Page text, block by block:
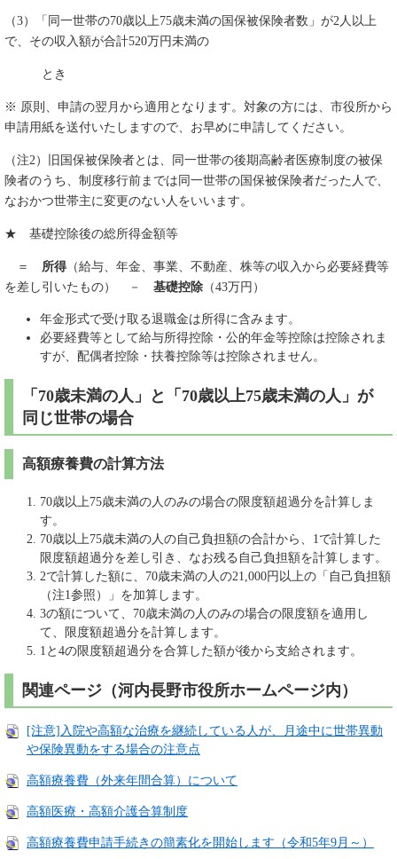
（3）「同一世帯の70歳以上75歳未満の国保被保険者数」が2人以上
で、その収入額が合計520万円未満の
とき
※ 原則、申請の翌月から適用となります。対象の方には、市役所から
申請用紙を送付いたしますので、お早めに申請してください。
（注2）旧国保被保険者とは、同一世帯の後期高齢者医療制度の被保
険者のうち、制度移行前までは同一世帯の国保被保険者だった人で、
なおかつ世帯主に変更のない人をいいます。
★ 基礎控除後の総所得金額等
＝ 所得 （給与、年金、事業、不動産、株等の収入から必要経費等
を差し引いたもの） － 基礎控除 （43万円）
年金形式で受け取る退職金は所得に含みます。
必要経費等として給与所得控除・公的年金等控除は控除されま
すが、配偶者控除・扶養控除等は控除されません。
「70歳未満の人」と「70歳以上75歳未満の人」が
同じ世帯の場合
高額療養費の計算方法
70歳以上75歳未満の人のみの場合の限度額超過分を計算しま
す。
70歳以上75歳未満の人の自己負担額の合計から、1で計算した
限度額超過分を差し引き、なお残る自己負担額を計算します。
2で計算した額に、70歳未満の人の21,000円以上の「自己負担額
（注1参照）」を加算します。
3の額について、70歳未満の人のみの場合の限度額を適用し
て、限度額超過分を計算します。
1と4の限度額超過分を合算した額が後から支給されます。
関連ページ（河内長野市役所ホームページ内）
[注意]入院や高額な治療を継続している人が、月途中に世帯異動
や保険異動をする場合の注意点
高額療養費（外来年間合算）について
高額医療・高額介護合算制度
高額療養費申請手続きの簡素化を開始します（令和5年9月～）